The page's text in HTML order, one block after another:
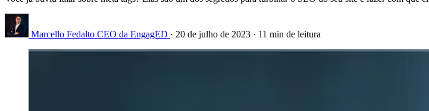
Marcello Fedalto CEO da EngagED · 20 de julho de 2023 · 11 min de leitura